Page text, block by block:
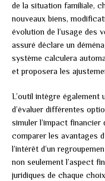
de la situation familiale,
nouveaux biens,
évolution de l’usage des
assuré déclare un
système calculera
et proposera les
L’outil intègre également
d’évaluer différentes
simuler l’impact financier
comparer les avantages
l’intérêt d’un
non seulement l’aspect
juridiques de chaque